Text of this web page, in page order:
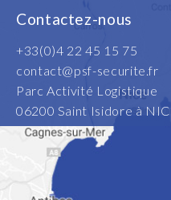
Contactez-nous
+33(0)4 22 45 15 75
contact@psf-securite.fr
Parc Activité Logistique
06200 Saint Isidore à